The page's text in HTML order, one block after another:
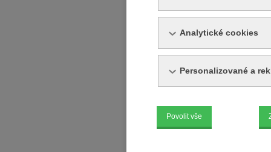
Analytické cookies
Personalizované a
Povolit vše